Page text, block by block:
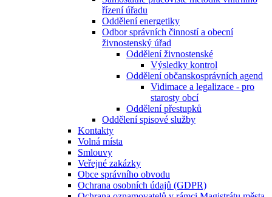
řízení úřadu
Oddělení energetiky
Odbor správních činností a obecní
živnostenský úřad
Oddělení živnostenské
Výsledky kontrol
Oddělení občanskosprávních agend
Vidimace a legalizace - pro
starosty obcí
Oddělení přestupků
Oddělení spisové služby
Kontakty
Volná místa
Smlouvy
Veřejné zakázky
Obce správního obvodu
Ochrana osobních údajů (GDPR)